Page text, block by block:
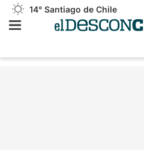
14° Santiago de Chile